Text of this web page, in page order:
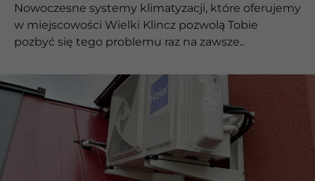
Nowoczesne systemy klimatyzacji, które oferujemy
w miejscowości Wielki Klincz pozwolą Tobie
pozbyć się tego problemu raz na zawsze..